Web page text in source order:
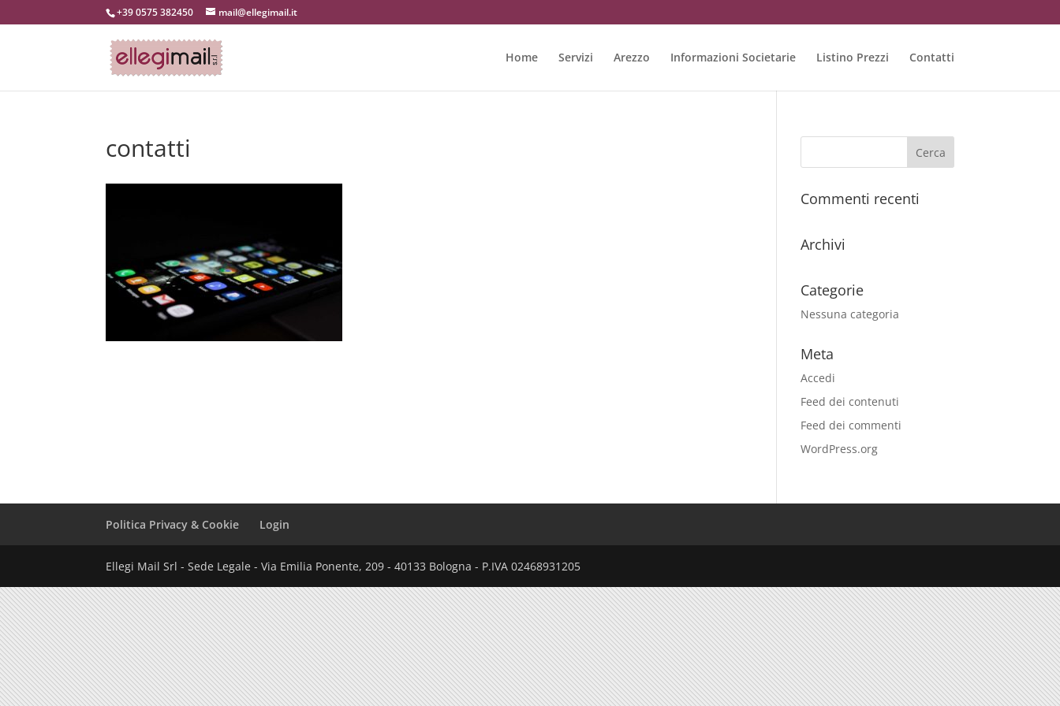
+39 0575 382450 mail@ellegimail.it
Home Servizi Arezzo Informazioni Societarie Listino Prezzi Contatti
contatti
Commenti recenti
Archivi
Categorie
Nessuna categoria
Meta
Accedi
Feed dei contenuti
Feed dei commenti
WordPress.org
Politica Privacy & Cookie Login
Ellegi Mail Srl - Sede Legale - Via Emilia Ponente, 209 - 40133 Bologna - P.IVA 02468931205